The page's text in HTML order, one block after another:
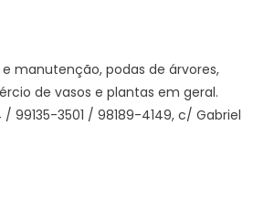
manutenção, podas de árvores,
de vasos e plantas em geral.
99135-3501 / 98189-4149, c/ Gabriel